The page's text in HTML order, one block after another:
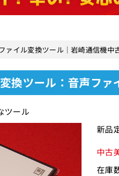
イル変換ツール｜岩崎通信機中
換ツール：音声ファ
ツール
新品
中古
在庫